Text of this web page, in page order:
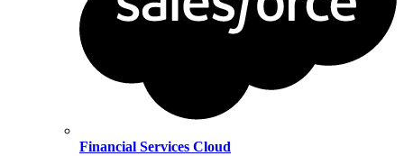
Financial Services Cloud